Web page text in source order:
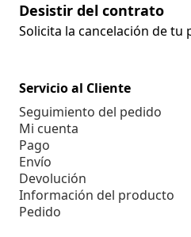
Desistir del contrato
Solicita la cancelación de tu
Servicio al Cliente
Seguimiento del pedido
Mi cuenta
Pago
Envío
Devolución
Información del producto
Pedido